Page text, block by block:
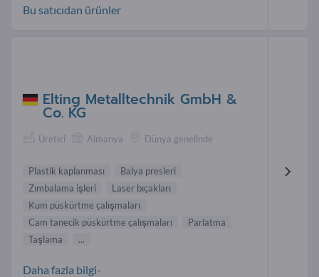
Bu satıcıdan ürünler
Elting Metalltechnik GmbH &
Co. KG
Üretici Almanya Dünya genelinde
Plastik kaplanması
Balya presleri
Zımbalama işleri
Laser bıçakları
Kum püskürtme çalışmaları
Cam tanecik püskürtme çalışmaları
Parlatma
Taşlama
...
Daha fazla bilgi-